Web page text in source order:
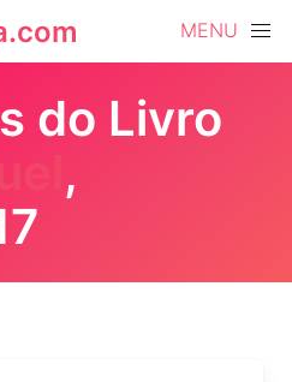
MENU
do Livro
,